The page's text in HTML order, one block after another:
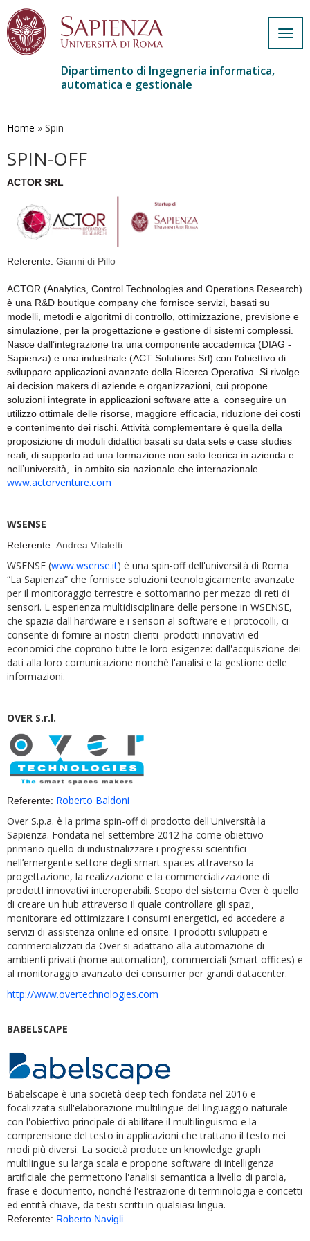
contenuto
Dipartimento di Ingegneria informatica,
automatica e gestionale
Home » Spin
SPIN-OFF
ACTOR SRL
Referente: Gianni di Pillo
ACTOR (Analytics, Control Technologies and Operations Research)
è una R&D boutique company che fornisce servizi, basati su
modelli, metodi e algoritmi di controllo, ottimizzazione, previsione e
simulazione, per la progettazione e gestione di sistemi complessi.
Nasce dall’integrazione tra una componente accademica (DIAG -
Sapienza) e una industriale (ACT Solutions Srl) con l’obiettivo di
sviluppare applicazioni avanzate della Ricerca Operativa. Si rivolge
ai decision makers di aziende e organizzazioni, cui propone
soluzioni integrate in applicazioni software atte a conseguire un
utilizzo ottimale delle risorse, maggiore efficacia, riduzione dei costi
e contenimento dei rischi. Attività complementare è quella della
proposizione di moduli didattici basati su data sets e case studies
reali, di supporto ad una formazione non solo teorica in azienda e
nell’università, in ambito sia nazionale che internazionale.
www.actorventure.com
WSENSE
Referente: Andrea Vitaletti
WSENSE (www.wsense.it) è una spin-off dell'università di Roma
“La Sapienza” che fornisce soluzioni tecnologicamente avanzate
per il monitoraggio terrestre e sottomarino per mezzo di reti di
sensori. L'esperienza multidisciplinare delle persone in WSENSE,
che spazia dall'hardware e i sensori al software e i protocolli, ci
consente di fornire ai nostri clienti prodotti innovativi ed
economici che coprono tutte le loro esigenze: dall'acquiszione dei
dati alla loro comunicazione nonchè l'analisi e la gestione delle
informazioni.
OVER S.r.l.
Referente: Roberto Baldoni
Over S.p.a. è la prima spin-off di prodotto dell'Università la
Sapienza. Fondata nel settembre 2012 ha come obiettivo
primario quello di industrializzare i progressi scientifici
nell’emergente settore degli smart spaces attraverso la
progettazione, la realizzazione e la commercializzazione di
prodottI innovativi interoperabili. Scopo del sistema Over è quello
di creare un hub attraverso il quale controllare gli spazi,
monitorare ed ottimizzare i consumi energetici, ed accedere a
servizi di assistenza online ed onsite. I prodotti sviluppati e
commercializzati da Over si adattano alla automazione di
ambienti privati (home automation), commerciali (smart offices) e
al monitoraggio avanzato dei consumer per grandi datacenter.
http://www.overtechnologies.com
BABELSCAPE
Babelscape è una società deep tech fondata nel 2016 e
focalizzata sull'elaborazione multilingue del linguaggio naturale
con l'obiettivo principale di abilitare il multilinguismo e la
comprensione del testo in applicazioni che trattano il testo nei
modi più diversi. La società produce un knowledge graph
multilingue su larga scala e propone software di intelligenza
artificiale che permettono l'analisi semantica a livello di parola,
frase e documento, nonché l'estrazione di terminologia e concetti
ed entità chiave, da testi scritti in qualsiasi lingua.
Referente: Roberto Navigli